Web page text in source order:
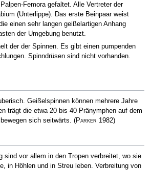
Femora gefaltet. Alle Vertreter der
(Unterlippe). Das erste Beinpaar weist
einen sehr langen geißelartigen Anhang
der Umgebung benutzt.
der der Spinnen. Es gibt einen pumpenden
Spinndrüsen sind nicht vorhanden.
Geißelspinnen können mehrere Jahre
trägt die etwa 20 bis 40 Pränymphen auf dem
sich seitwärts. (Parker 1982)
sind vor allem in den Tropen verbreitet, wo sie
in Höhlen und in Streu leben. Verbreitung von